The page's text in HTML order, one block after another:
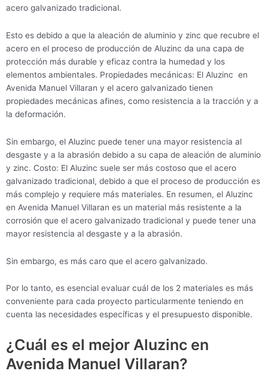
acero galvanizado tradicional.
Esto es debido a que la aleación de aluminio y zinc que recubre el
acero en el proceso de producción de Aluzinc da una capa de
protección más durable y eficaz contra la humedad y los
elementos ambientales. Propiedades mecánicas: El Aluzinc en
Avenida Manuel Villaran y el acero galvanizado tienen
propiedades mecánicas afines, como resistencia a la tracción y a
la deformación.
Sin embargo, el Aluzinc puede tener una mayor resistencia al
desgaste y a la abrasión debido a su capa de aleación de aluminio
y zinc. Costo: El Aluzinc suele ser más costoso que el acero
galvanizado tradicional, debido a que el proceso de producción es
más complejo y requiere más materiales. En resumen, el Aluzinc
en Avenida Manuel Villaran es un material más resistente a la
corrosión que el acero galvanizado tradicional y puede tener una
mayor resistencia al desgaste y a la abrasión.
Sin embargo, es más caro que el acero galvanizado.
Por lo tanto, es esencial evaluar cuál de los 2 materiales es más
conveniente para cada proyecto particularmente teniendo en
cuenta las necesidades específicas y el presupuesto disponible.
¿Cuál es el mejor Aluzinc en
Avenida Manuel Villaran?